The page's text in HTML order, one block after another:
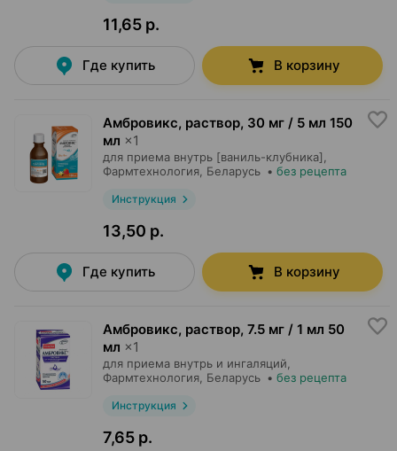
11,65 р.
Где купить В корзину
Амбровикс, раствор, 30 мг / 5 мл 150
мл ×1
для приема внутрь [ваниль-клубника],
Фармтехнология , Беларусь • без рецепта
Инструкция
13,50 р.
Где купить В корзину
Амбровикс, раствор, 7.5 мг / 1 мл 50
мл ×1
для приема внутрь и ингаляций,
Фармтехнология , Беларусь • без рецепта
Инструкция
7,65 р.